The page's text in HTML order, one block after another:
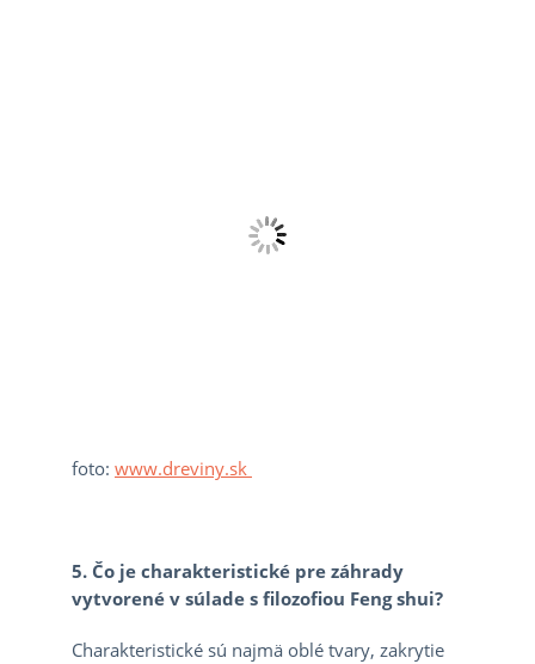
foto: www.dreviny.sk
5. Čo je charakteristické pre záhrady
vytvorené v súlade s filozofiou Feng shui?
Charakteristické sú najmä oblé tvary, zakrytie